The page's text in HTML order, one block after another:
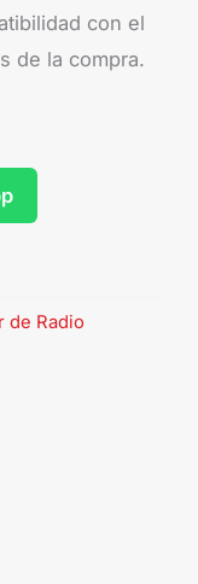
con el
de la compra.
de Radio